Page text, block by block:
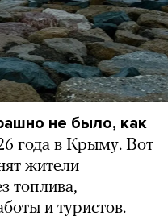
не было, как
года в Крыму. Вот
жители
топлива,
и туристов.